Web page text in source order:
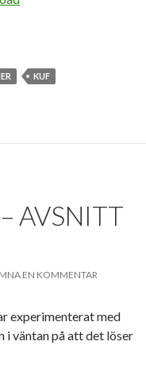
KUF
AVSNITT
EN KOMMENTAR
experimenterat med
väntan på att det löser